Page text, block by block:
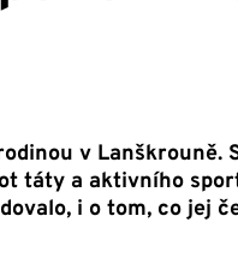
v Lanškrouně.
táty a aktivního
i o tom, co jej